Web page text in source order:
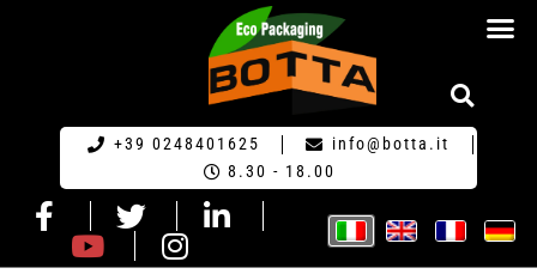
+39 0248401625
info@botta.it
8.30 - 18.00